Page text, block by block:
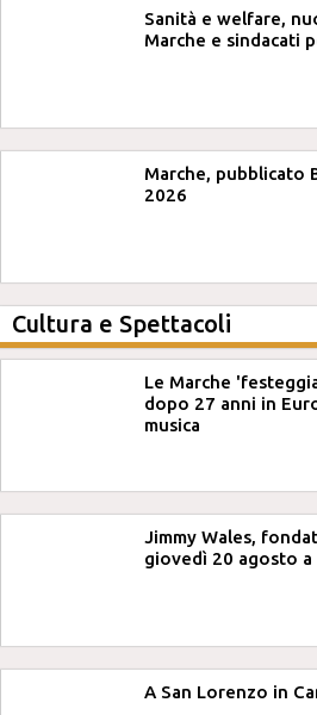
Sanità e welfare,
Marche e sindacati
Marche, pubblicato
2026
Cultura e Spettacoli
Le Marche
dopo 27 anni in
musica
Jimmy Wales,
giovedì 20 agosto a
A San Lorenzo in